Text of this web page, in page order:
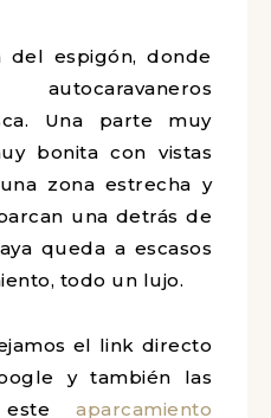
Es uno de los
hemos pasado la
autocaravana,
espigón, donde
Una parte muy
bonita con vistas
una detrás
playa queda a
todo